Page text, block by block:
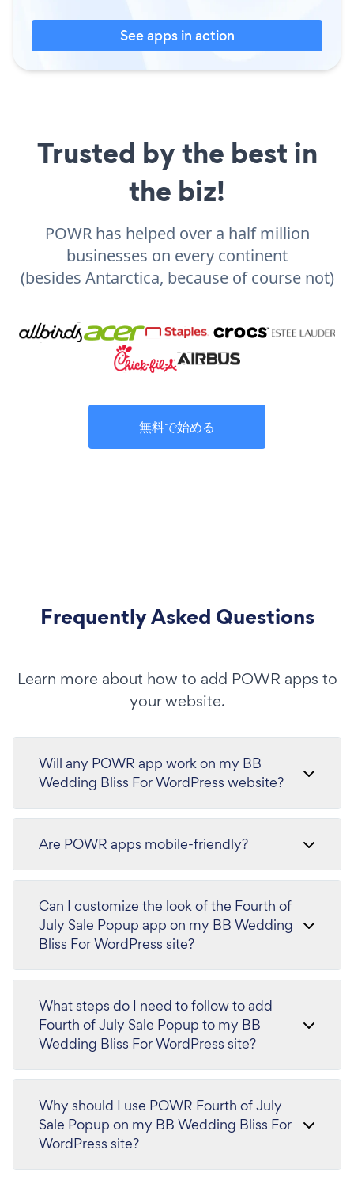
See apps in action
Trusted by the best in
the biz!
POWR has helped over a half million
businesses on every continent
(besides Antarctica, because of course not)
無料で始める
Frequently Asked Questions
Learn more about how to add POWR apps to
your website.
Will any POWR app work on my BB
Wedding Bliss For WordPress website?
Are POWR apps mobile-friendly?
Can I customize the look of the Fourth of
July Sale Popup app on my BB Wedding
Bliss For WordPress site?
What steps do I need to follow to add
Fourth of July Sale Popup to my BB
Wedding Bliss For WordPress site?
Why should I use POWR Fourth of July
Sale Popup on my BB Wedding Bliss For
WordPress site?